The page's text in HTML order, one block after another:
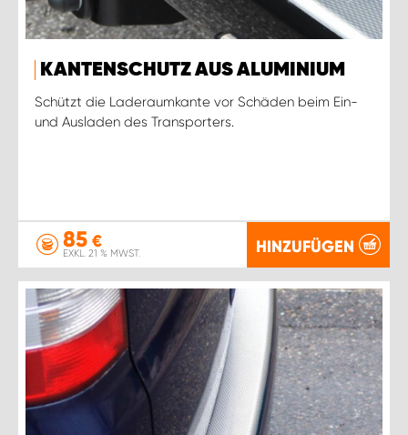
KANTENSCHUTZ AUS ALUMINIUM
Schützt die Laderaumkante vor Schäden beim Ein-
und Ausladen des Transporters.
85 €
EXKL. 21 % MWST. HINZUFÜGEN